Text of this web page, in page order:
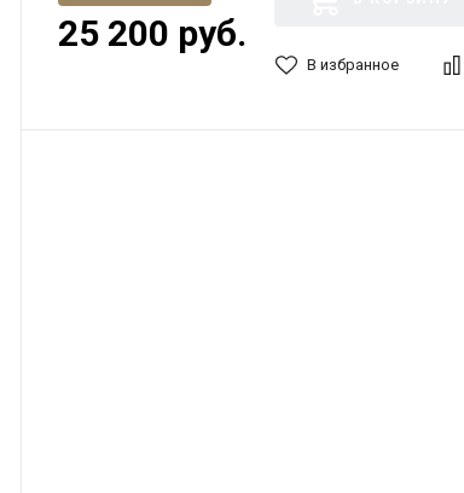
25 200 руб.
В избранное